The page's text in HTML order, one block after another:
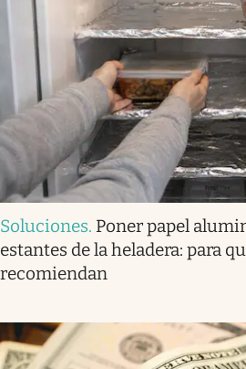
Soluciones. Poner papel
estantes de la heladera: para
recomiendan